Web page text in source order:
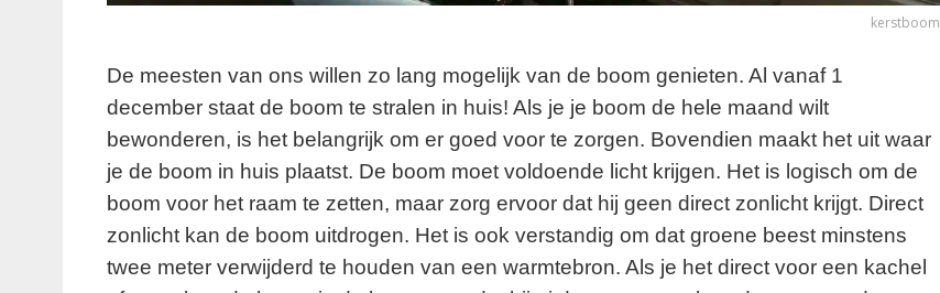
kerstboom
De meesten van ons willen zo lang mogelijk van de boom genieten. Al vanaf 1
december staat de boom te stralen in huis! Als je je boom de hele maand wilt
bewonderen, is het belangrijk om er goed voor te zorgen. Bovendien maakt het uit waar
je de boom in huis plaatst. De boom moet voldoende licht krijgen. Het is logisch om de
boom voor het raam te zetten, maar zorg ervoor dat hij geen direct zonlicht krijgt. Direct
zonlicht kan de boom uitdrogen. Het is ook verstandig om dat groene beest minstens
twee meter verwijderd te houden van een warmtebron. Als je het direct voor een kachel